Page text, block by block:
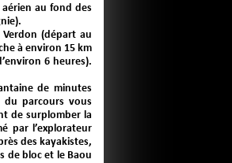
au fond des
(départ au
à environ 15 km
6 heures).
de minutes
parcours vous
de surplomber la
par l’explorateur
des kayakistes,
de bloc et le Baou